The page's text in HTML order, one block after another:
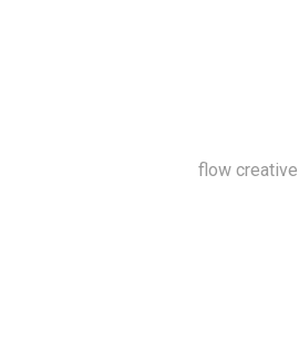
flow creative